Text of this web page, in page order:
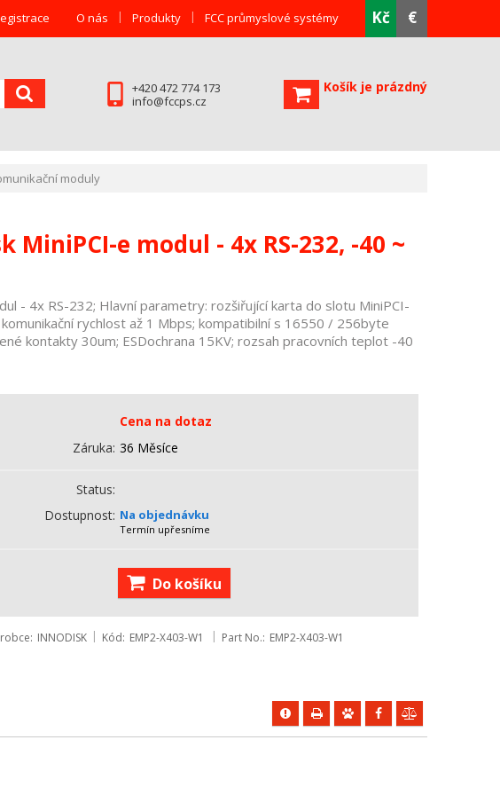
Kč €
O nás Produkty FCC průmyslové systémy
Košík je prázdný
+420 472 774 173
info@fccps.cz
moduly
MiniPCI-e modul - 4x RS-232, -40 ~
- 4x RS-232; Hlavní parametry: rozšiřující karta do slotu MiniPCI-
komunikační rychlost až 1 Mbps; kompatibilní s 16550 / 256byte
kontakty 30um; ESDochrana 15KV; rozsah pracovních teplot -40
Cena na dotaz
Záruka 36 Měsíce
Status
Dostupnost Na objednávku
Termín upřesníme
Do košíku
INNODISK Kód EMP2-X403-W1 Part No. EMP2-X403-W1